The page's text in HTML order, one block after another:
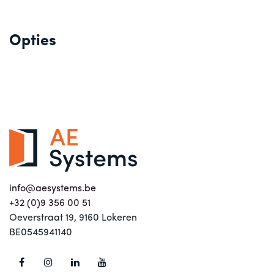
Opties
info@aesystems.be
+32 (0)9 356 00 51
Oeverstraat 19, 9160 Lokeren
BE0545941140